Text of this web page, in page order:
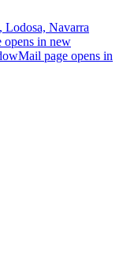
Lodosa, Navarra
opens in new
Mail page opens in